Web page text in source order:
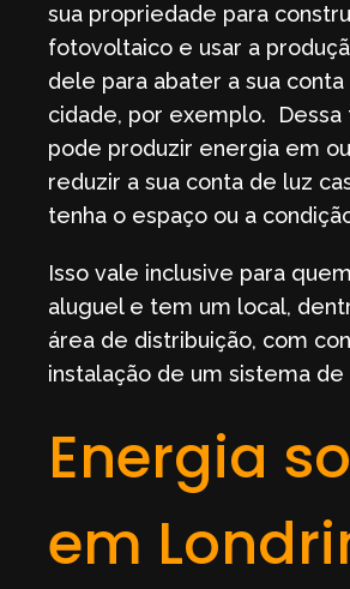
sua propriedade para
fotovoltaico e usar a
dele para abater a sua conta
cidade, por exemplo. Dessa
pode produzir energia em
reduzir a sua conta de luz
tenha o espaço ou a
Isso vale inclusive para
aluguel e tem um local,
área de distribuição, com
instalação de um sistema de
Energia
em